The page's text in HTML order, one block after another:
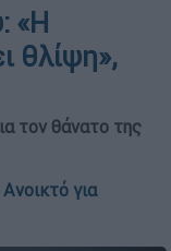
«Η
θλίψη»,
τον θάνατο της
Ανοικτό για